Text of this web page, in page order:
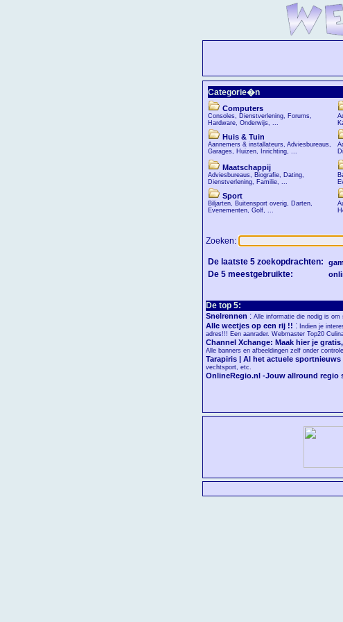
Categorie�n
Computers
Consoles, Dienstverlening, Forums,
Hardware, Onderwijs, ...
Huis & Tuin
Aannemers & installateurs, Adviesbureaus,
Garages, Huizen, Inrichting, ...
Maatschappij
Adviesbureaus, Biografie, Dating,
Dienstverlening, Familie, ...
Sport
Biljarten, Buitensport overig, Darten,
Evenementen, Golf, ...
Zoeken:
De laatste 5 zoekopdrachten:
De 5 meestgebruikte:
De top 5:
Snelrennen : Alle informatie die nodig is
Alle weetjes op een rij !! : Indien je
adres!!! Een aanrader. Webmaster Top20
Channel Xchange: Maak hier je
Alle banners en afbeeldingen zelf onder
Tarapiris | Al het actuele sportnieuws
vechtsport, etc.
OnlineRegio.nl -Jouw allround regio